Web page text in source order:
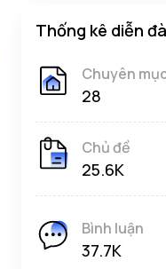
Thống kê diễn
Chuyên
28
Chủ đề
25.6K
Bình luận
37.7K